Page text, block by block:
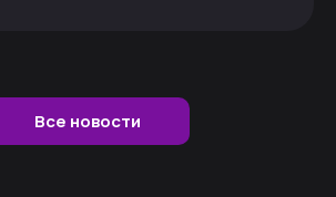
Все новости